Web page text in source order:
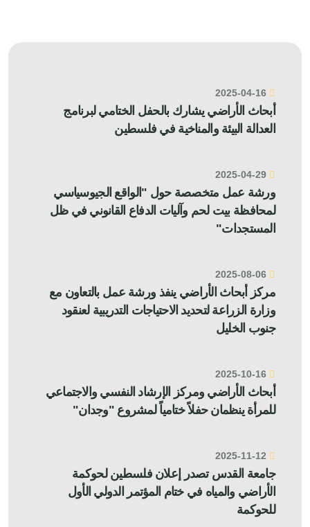
أبحاث الأراضي يشارك بالحفل الختامي لبرنامج
العدالة البيئة والمناخية في فلسطين
ورشة عمل متخصصة حول "الواقع الجيوسياسي
لمحافظة بيت لحم وآليات الدفاع القانوني في ظل
المستجدات"
مركز أبحاث الأراضي ينفذ ورشة عمل بالتعاون مع
وزارة الزراعة لتحديد الاحتياجات التدريبية لعنقود
جنوب الخليل
أبحاث الأراضي ومركز الإرشاد النفسي والاجتماعي
للمرأة ينظمان حفلاً ختامياً لمشروع "وجدان"
جامعة القدس تصدر إعلان فلسطين لحوكمة
الأراضي والمياه في ختام المؤتمر الدولي الأول
للحوكمة